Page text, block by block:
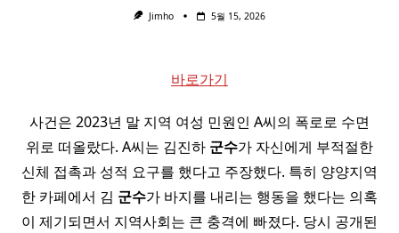
Jimho 5월 15, 2026
바로가기
사건은 2023년 말 지역 여성 민원인 A씨의 폭로로 수면
위로 떠올랐다. A씨는 김진하 군수가 자신에게 부적절한
신체 접촉과 성적 요구를 했다고 주장했다. 특히 양양지역
한 카페에서 김 군수가 바지를 내리는 행동을 했다는 의혹
이 제기되면서 지역사회는 큰 충격에 빠졌다. 당시 공개된